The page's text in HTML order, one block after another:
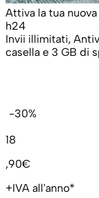
Attiva la tua
h24
Invii illimitati,
casella e 3 GB di
-30%
18
,90€
+IVA all'anno*